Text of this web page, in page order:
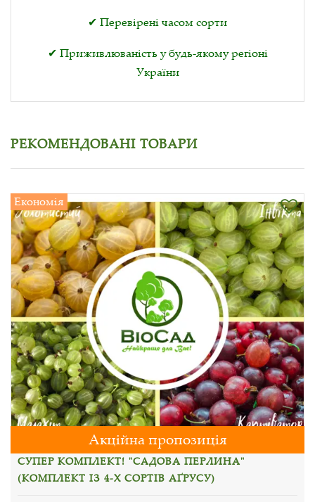
✔ Перевірені часом сорти
✔ Приживлюваність у будь-якому регіоні
України
РЕКОМЕНДОВАНІ ТОВАРИ
Економія
Акційна пропозиція
СУПЕР КОМПЛЕКТ! "САДОВА ПЕРЛИНА"
(КОМПЛЕКТ ІЗ 4-Х СОРТІВ АҐРУСУ)